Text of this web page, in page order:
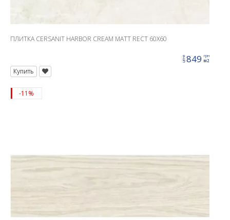
ПЛИТКА CERSANIT HARBOR CREAM MATT RECT 60X60
цена 849 грн
м2
Купить
-11%